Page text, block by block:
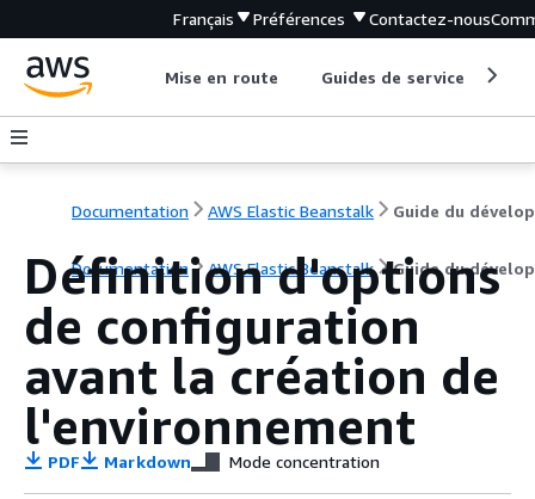
Français Préférences Contactez-nous
Mise en route Guides de service
Documentation AWS Elastic Beanstalk
Documentation AWS Elastic Beanstalk Guide du
Définition d'options
de configuration
avant la création de
l'environnement
PDF Markdown Mode concentration